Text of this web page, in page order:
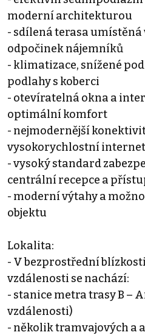
moderní architekturou
- sdílená terasa
odpočinek nájemníků
- klimatizace, snížené
podlahy s koberci
- otevíratelná okna a
optimální komfort
- nejmodernější
vysokorychlostní
- vysoký standard
centrální recepce a
- moderní výtahy a
objektu
Lokalita:
- V bezprostřední
vzdálenosti se nachází:
- stanice metra trasy B –
vzdálenosti)
- několik tramvajových a